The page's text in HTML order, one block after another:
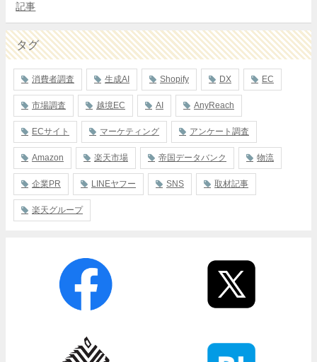
記事
タグ
消費者調査 生成AI Shopify DX EC
市場調査 越境EC AI AnyReach
ECサイト マーケティング アンケート調査
Amazon 楽天市場 帝国データバンク 物流
企業PR LINEヤフー SNS 取材記事
楽天グループ